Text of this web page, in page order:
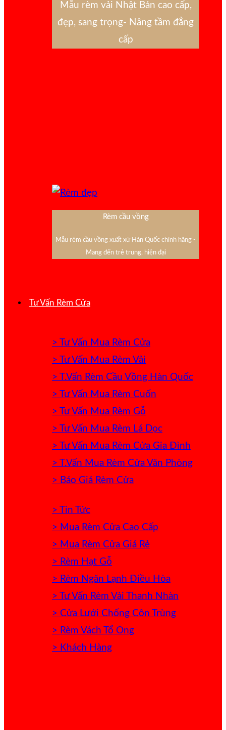
Mẫu rèm vải Nhật Bản cao cấp,
đẹp, sang trọng- Nâng tầm đẳng
cấp
Rèm cầu vồng
Mẫu rèm cầu vồng xuất xứ Hàn Quốc chính hãng -
Mang đến trẻ trung, hiện đại
Tư Vấn Rèm Cửa
> Tư Vấn Mua Rèm Cửa
> Tư Vấn Mua Rèm Vải
> T.Vấn Rèm Cầu Vồng Hàn Quốc
> Tư Vấn Mua Rèm Cuốn
> Tư Vấn Mua Rèm Gỗ
> Tư Vấn Mua Rèm Lá Dọc
> Tư Vấn Mua Rèm Cửa Gia Đình
> T.Vấn Mua Rèm Cửa Văn Phòng
> Báo Giá Rèm Cửa
> Tin Tức
> Mua Rèm Cửa Cao Cấp
> Mua Rèm Cửa Giá Rẻ
> Rèm Hạt Gỗ
> Rèm Ngăn Lạnh Điều Hòa
> Tư Vấn Rèm Vải Thanh Nhàn
> Cửa Lưới Chống Côn Trùng
> Rèm Vách Tổ Ong
> Khách Hàng